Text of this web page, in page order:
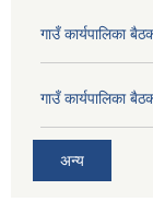
गाउँ कार्यपालिका
गाउँ कार्यपालिका
अन्य